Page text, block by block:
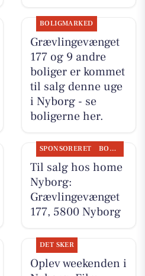
BOLIGMARKED
Grævlingevænget
177 og 9 andre
boliger er kommet
til salg denne uge
i Nyborg - se
boligerne her.
SPONSORERET BOLIGMARKED
Til salg hos home
Nyborg:
Grævlingevænget
177, 5800 Nyborg
DET SKER
Oplev weekenden i